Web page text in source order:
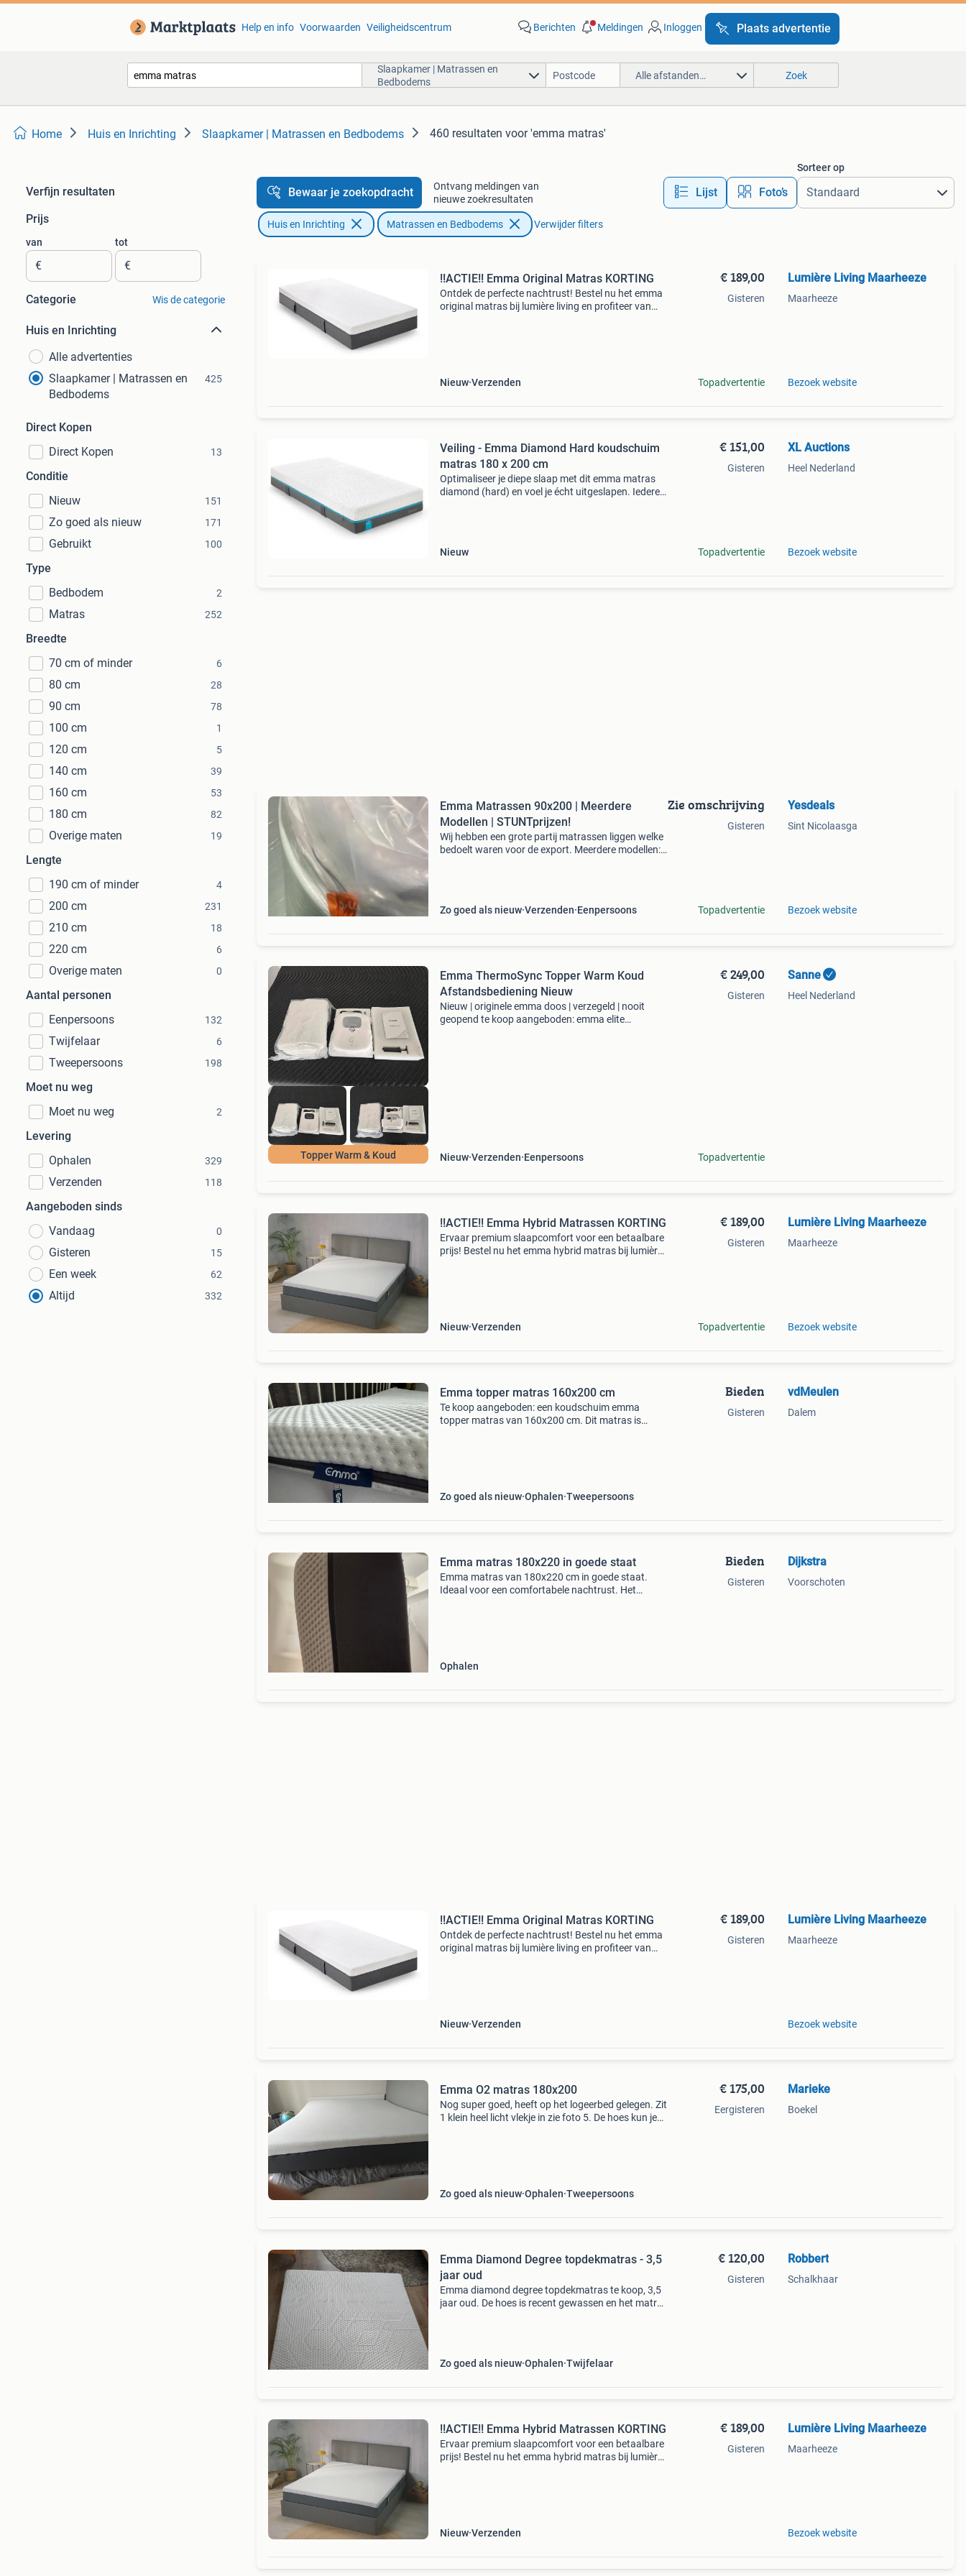
Help en info Voorwaarden Veiligheidscentrum Berichten Meldingen Inloggen Plaats advertentie
Slaapkamer | Matrassen en
Bedbodems
Alle afstanden… Zoek
Home Huis en Inrichting Slaapkamer | Matrassen en Bedbodems 460 resultaten voor 'emma matras'
Verfijn resultaten
Prijs
van
€
tot
€
Categorie Wis de categorie
Huis en Inrichting
Alle advertenties
Slaapkamer | Matrassen en
Bedbodems
425
Direct Kopen
Direct Kopen
13
Conditie
Nieuw
151
Zo goed als nieuw 171
Gebruikt 100
Type
Bedbodem
2
Matras 252
Breedte
70 cm of minder
6
80 cm 28
90 cm 78
100 cm 1
120 cm 5
140 cm 39
160 cm 53
180 cm 82
Overige maten 19
Lengte
190 cm of minder
4
200 cm 231
210 cm 18
220 cm 6
Overige maten 0
Aantal personen
Eenpersoons
132
Twijfelaar 6
Tweepersoons 198
Moet nu weg
Moet nu weg
2
Levering
Ophalen
329
Verzenden 118
Aangeboden sinds
Vandaag
0
Gisteren 15
Een week 62
Altijd 332
Bewaar je zoekopdracht
Ontvang meldingen van
nieuwe zoekresultaten
Lijst Foto’s
Sorteer op
Huis en Inrichting Matrassen en Bedbodems Verwijder filters
!!ACTIE!! Emma Original Matras KORTING
Ontdek de perfecte nachtrust! Bestel nu het emma
original matras bij lumière living en profiteer van
Nieuw Verzenden
€ 189,00
Gisteren
Topadvertentie
Lumière Living Maarheeze
Maarheeze
Bezoek website
Veiling - Emma Diamond Hard koudschuim
matras 180 x 200 cm
Optimaliseer je diepe slaap met dit emma matras
diamond (hard) en voel je écht uitgeslapen. Iedere
Nieuw
€ 151,00
Gisteren
Topadvertentie
XL Auctions
Heel Nederland
Bezoek website
Emma Matrassen 90x200 | Meerdere
Modellen | STUNTprijzen!
Wij hebben een grote partij matrassen liggen welke
bedoelt waren voor de export. Meerdere modellen:
Zo goed als nieuw Verzenden Eenpersoons
Zie omschrijving
Gisteren
Topadvertentie
Yesdeals
Sint Nicolaasga
Bezoek website
Topper Warm & Koud
Emma ThermoSync Topper Warm Koud
Afstandsbediening Nieuw
Nieuw | originele emma doos | verzegeld | nooit
geopend te koop aangeboden: emma elite
Nieuw Verzenden Eenpersoons
€ 249,00
Gisteren
Topadvertentie
Sanne
Heel Nederland
!!ACTIE!! Emma Hybrid Matrassen KORTING
Ervaar premium slaapcomfort voor een betaalbare
prijs! Bestel nu het emma hybrid matras bij lumière
Nieuw Verzenden
€ 189,00
Gisteren
Topadvertentie
Lumière Living Maarheeze
Maarheeze
Bezoek website
Emma topper matras 160x200 cm
Te koop aangeboden: een koudschuim emma
topper matras van 160x200 cm. Dit matras is
Zo goed als nieuw Ophalen Tweepersoons
Bieden
Gisteren
vdMeulen
Dalem
Emma matras 180x220 in goede staat
Emma matras van 180x220 cm in goede staat.
Ideaal voor een comfortabele nachtrust. Het
Ophalen
Bieden
Gisteren
Dijkstra
Voorschoten
!!ACTIE!! Emma Original Matras KORTING
Ontdek de perfecte nachtrust! Bestel nu het emma
original matras bij lumière living en profiteer van
Nieuw Verzenden
€ 189,00
Gisteren
Lumière Living Maarheeze
Maarheeze
Bezoek website
Emma O2 matras 180x200
Nog super goed, heeft op het logeerbed gelegen. Zit
1 klein heel licht vlekje in zie foto 5. De hoes kun je
Zo goed als nieuw Ophalen Tweepersoons
€ 175,00
Eergisteren
Marieke
Boekel
Emma Diamond Degree topdekmatras - 3,5
jaar oud
Emma diamond degree topdekmatras te koop, 3,5
jaar oud. De hoes is recent gewassen en het matras
Zo goed als nieuw Ophalen Twijfelaar
€ 120,00
Gisteren
Robbert
Schalkhaar
!!ACTIE!! Emma Hybrid Matrassen KORTING
Ervaar premium slaapcomfort voor een betaalbare
prijs! Bestel nu het emma hybrid matras bij lumière
Nieuw Verzenden
€ 189,00
Gisteren
Lumière Living Maarheeze
Maarheeze
Bezoek website